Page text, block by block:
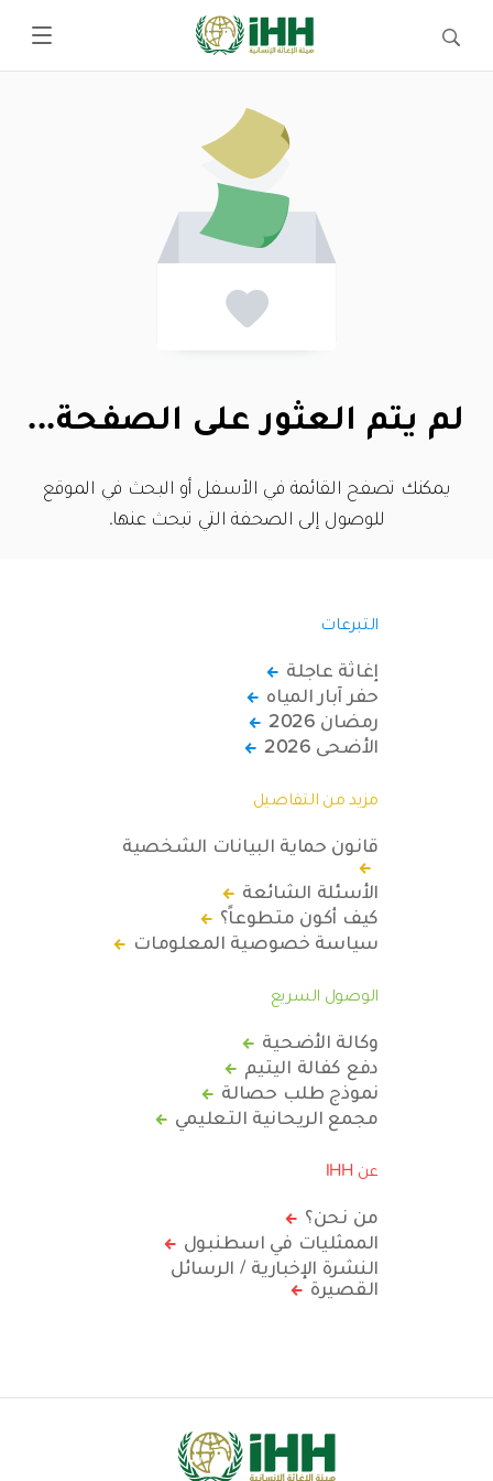
لم يتم العثور على الصفحة...
يمكنك تصفح القائمة في الأسفل أو البحث في الموقع
للوصول إلى الصحفة التي تبحث عنها.
التبرعات
إغاثة عاجلة
حفر آبار المياه
رمضان 2026
الأضحى 2026
مزيد من التفاصيل
قانون حماية البيانات الشخصية
الأسئلة الشائعة
كيف أكون متطوعاً؟
سياسة خصوصية المعلومات
الوصول السريع
وكالة الأضحية
دفع كفالة اليتيم
نموذج طلب حصالة
مجمع الريحانية التعليمي
عن IHH
من نحن؟
الممثليات في اسطنبول
النشرة الإخبارية / الرسائل
القصيرة